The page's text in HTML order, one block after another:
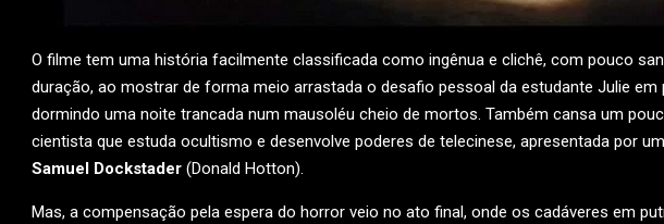
O filme tem uma história facilmente classificada como ingênua e clichê, com pouco
duração, ao mostrar de forma meio arrastada o desafio pessoal da estudante Julie em
dormindo uma noite trancada num mausoléu cheio de mortos. Também cansa um
cientista que estuda ocultismo e desenvolve poderes de telecinese, apresentada por
Samuel Dockstader (Donald Hotton).
Mas, a compensação pela espera do horror veio no ato final, onde os cadáveres em